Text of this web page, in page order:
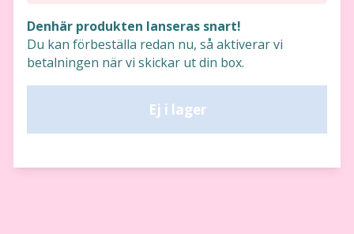
Denhär produkten lanseras snart!
Du kan förbeställa redan nu, så aktiverar vi
betalningen när vi skickar ut din box.
Ej i lager